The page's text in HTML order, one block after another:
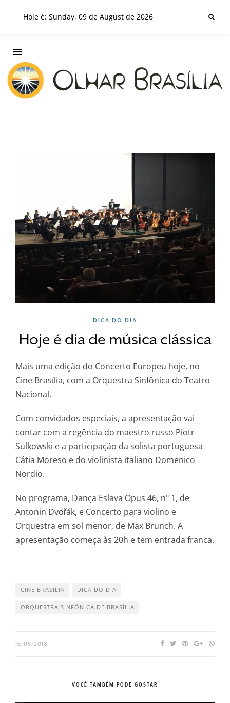
Hoje é: Sunday, 09 de August de 2026
DICA DO DIA
Hoje é dia de música clássica
Mais uma edição do Concerto Europeu hoje, no
Cine Brasília, com a Orquestra Sinfônica do Teatro
Nacional.
Com convidados especiais, a apresentação vai
contar com a regência do maestro russo Piotr
Sulkowski e a participação da solista portuguesa
Cátia Moreso e do violinista italiano Domenico
Nordio.
No programa, Dança Eslava Opus 46, nº 1, de
Antonin Dvořák, e Concerto para violino e
Orquestra em sol menor, de Max Brunch. A
apresentação começa às 20h e tem entrada franca.
CINE BRASILIA DICA DO DIA
ORQUESTRA SINFÔNICA DE BRASÍLIA
15/05/2018
VOCÊ TAMBÉM PODE GOSTAR